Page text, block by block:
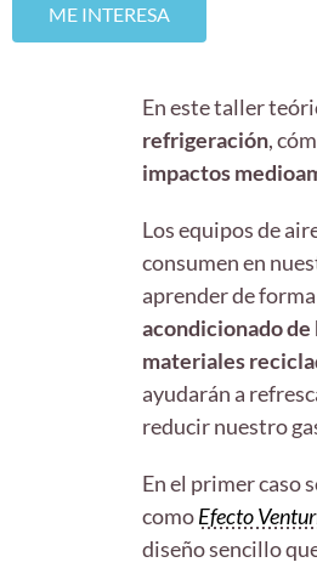
ME INTERESA
En este taller
refrigeración,
impactos
Los equipos de
consumen en
aprender de
acondicionado de
materiales
ayudarán a
reducir nuestro
En el primer caso
comoEfecto
diseño sencillo